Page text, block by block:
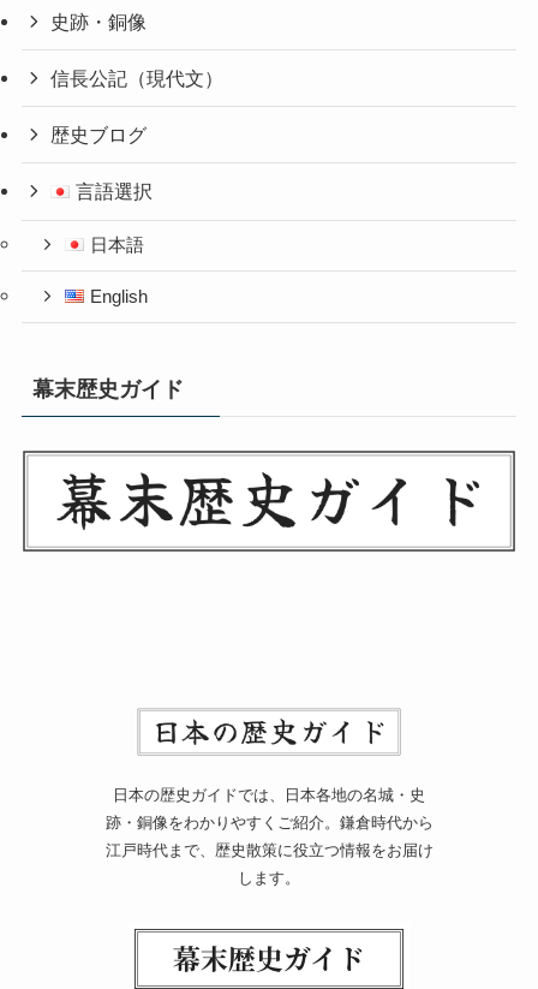
史跡・銅像
信長公記（現代文）
歴史ブログ
言語選択
日本語
English
幕末歴史ガイド
日本の歴史ガイドでは、日本各地の名城・史
跡・銅像をわかりやすくご紹介。鎌倉時代から
江戸時代まで、歴史散策に役立つ情報をお届け
します。